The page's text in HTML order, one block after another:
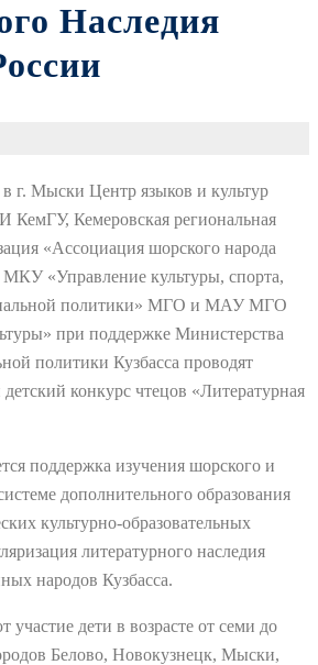
Наследия
в г. Мыски Центр языков и культур
Кемеровская региональная
«Ассоциация шорского народа
«Управление культуры, спорта,
политики» МГО и МАУ МГО
при поддержке Министерства
политики Кузбасса проводят
конкурс чтецов «Литературная
поддержка изучения шорского и
дополнительного образования
культурно-образовательных
литературного наследия
народов Кузбасса.
дети в возрасте от семи до
Белово, Новокузнецк, Мыски,